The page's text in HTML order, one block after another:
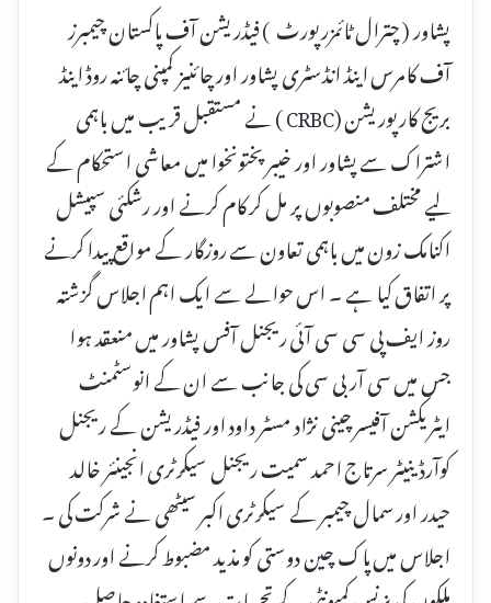
پشاور ( چترال ٹائمزرپورٹ ) فیڈریشن آف پاکستان چیمبرز
آف کامرس اینڈ انڈسٹری پشاور اور چائنیز کمپنی چائنہ روڈ اینڈ
بریج کارپوریشن (CRBC ) نے مستقبل قریب میں باہمی
اشتراک سے پشاور اور خیبر پختونخوا میں معاشی استحکام کے
لیے مختلف منصوبوں پر مل کر کام کرنے اور رشکئی سپیشل
اکنامک زون میں باہمی تعاون سے روزگار کے مواقع پیدا کرنے
پر اتفاق کیا ہے ۔ اس حوالے سے ایک اہم اجلاس گزشتہ
روز ایف پی سی سی آئی ریجنل آفس پشاور میں منعقد ہوا
جس میں سی آر بی سی کی جانب سے ان کے انوسٹمنٹ
ایٹریکشن آفیسر چینی نژاد مسٹر داود اور فیڈریشن کے ریجنل
کوآرڈینیٹر سرتاج احمد سمیت ریجنل سیکرٹری انجینئر خالد
حیدر اور سمال چیمبر کے سیکرٹری اکبر سیٹھی نے شرکت کی ۔
اجلاس میں پاک چین دوستی کو مذید مضبوط کرنے اور دونوں